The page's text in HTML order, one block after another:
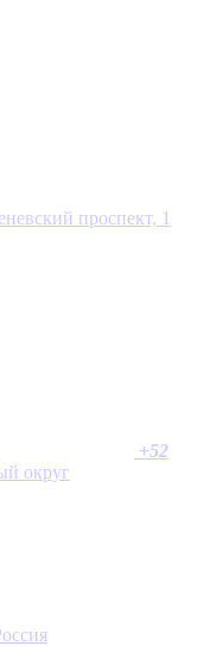
проспект, 1
+52
округ